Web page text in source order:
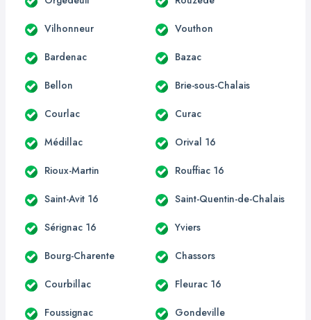
Vilhonneur Vouthon
Bardenac Bazac
Bellon Brie-sous-Chalais
Courlac Curac
Médillac Orival 16
Rioux-Martin Rouffiac 16
Saint-Avit 16 Saint-Quentin-de-Chalais
Sérignac 16 Yviers
Bourg-Charente Chassors
Courbillac Fleurac 16
Foussignac Gondeville